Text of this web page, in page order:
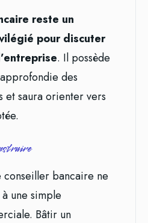
reste un
pour discuter
. Il possède
des
et saura orienter vers
conseiller bancaire ne
une simple
Bâtir un